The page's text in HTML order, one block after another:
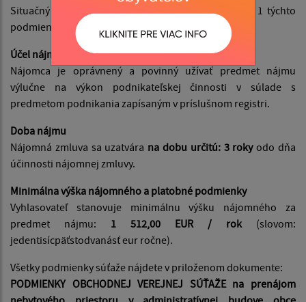
Situačný plán nebytového priestoru tvorí Prílohu č. 1 týchto
podmienok.
Účel nájmu
Nájomca je oprávnený a povinný užívať predmet nájmu
výlučne na výkon podnikateľskej činnosti v súlade s
predmetom podnikania zapísaným v príslušnom registri.
Doba nájmu
Nájomná zmluva sa uzatvára na dobu určitú: 3 rokyodo dňa
účinnosti nájomnej zmluvy.
Minimálna výška nájomného a platobné podmienky
Vyhlasovateľ stanovuje minimálnu výšku nájomného za
predmet nájmu: 1 512,00 EUR / rok(slovom:
jedentisícpäťstodvanásť eur ročne).
Všetky podmienky súťaže nájdete v priloženom dokumente:
PODMIENKY OBCHODNEJ VEREJNEJ SÚŤAŽEna prenájom